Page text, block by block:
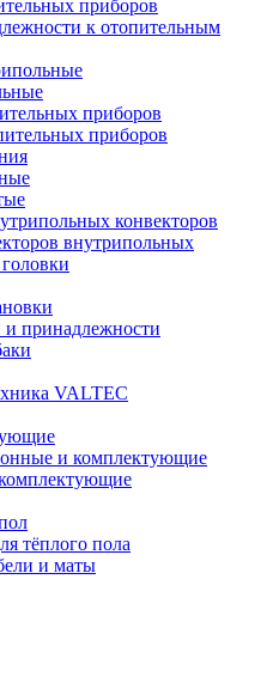
приборов
к отопительным
приборов
приборов
конвекторов
внутрипольных
принадлежности
VALTEC
и комплектующие
тёплого пола
и маты